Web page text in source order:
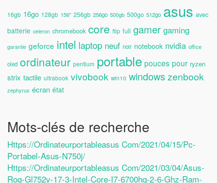
16gb 16go 128gb 156'' 256gb 256go 500gb 500go 512go asus avec
batterie celeron chromebook core flip full gamer gaming
garantie geforce intel laptop neuf noir notebook nvidia office
oled ordinateur pentium portable pouces pour ryzen
strix tactile ultrabook vivobook win10 windows zenbook
zephyrus écran état
Mots-clés de recherche
Https://ordinateurportableasus Com/2021/04/15/pc-
Portabel-Asus-N750j/
Https://ordinateurportableasus Com/2021/03/04/asus-
Rog-Gl752v-17-3-Intel-Core-I7-6700hq-2-6-Ghz-Ram-